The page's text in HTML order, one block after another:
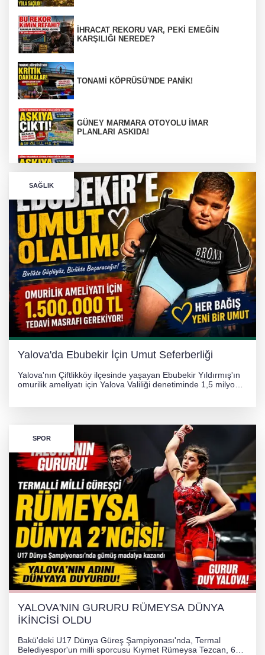
İHRACAT REKORU VAR, PEKİ EMEĞİN
KARŞILIĞI NEREDE?
TONAMİ KÖPRÜSÜ'NDE PANİK!
GÜNEY MARMARA OTOYOLU İMAR
PLANLARI ASKIDA!
PLANLARI ASKIDA!
256 PARÇA ESER ELE GEÇİRİLDİ
Görüntüler yapay zekamı ?
Otomobil Hurdaya Döndü
SAĞLIK
Yalova'da Ebubekir İçin Umut Seferberliği
Yalova'nın Çiftlikköy ilçesinde yaşayan Ebubekir Yıldırmış'ın
omurilik ameliyatı için Yalova Valiliği denetiminde 1,5 milyon
SPOR
YALOVA'NIN GURURU RÜMEYSA DÜNYA
İKİNCİSİ OLDU
Bakü'deki U17 Dünya Güreş Şampiyonası'nda, Termal
Belediyespor'un milli sporcusu Kıymet Rümeysa Tezcan, 69